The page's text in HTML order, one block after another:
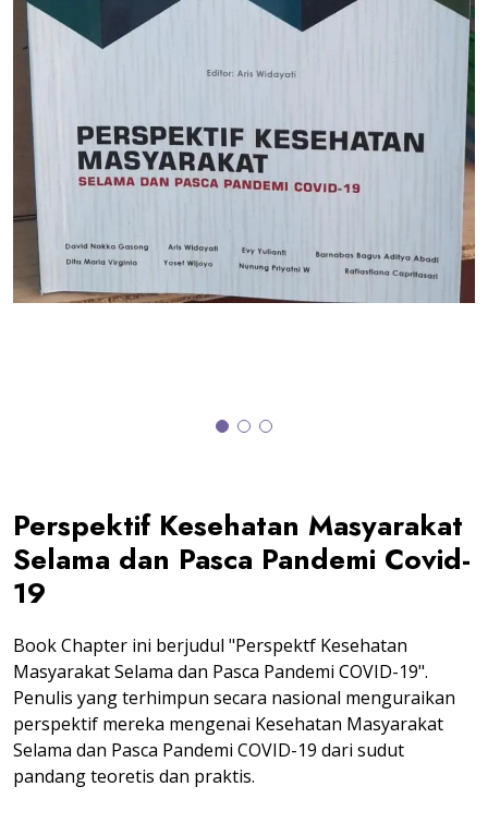
Perspektif Kesehatan Masyarakat
Selama dan Pasca Pandemi Covid-
19
Book Chapter ini berjudul "Perspektf Kesehatan
Masyarakat Selama dan Pasca Pandemi COVID-19".
Penulis yang terhimpun secara nasional menguraikan
perspektif mereka mengenai Kesehatan Masyarakat
Selama dan Pasca Pandemi COVID-19 dari sudut
pandang teoretis dan praktis.